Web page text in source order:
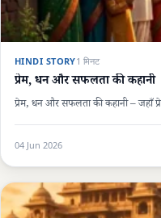
HINDI STORY1 मिनट
प्रेम, धन और सफलता की कहानी
प्रेम, धन और सफलता की कहानी – जहाँ
04 Jun 2026